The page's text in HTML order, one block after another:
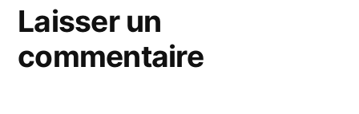
Laisser un
commentaire